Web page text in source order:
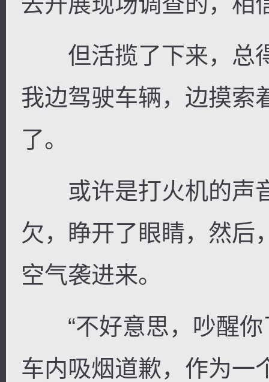
但活揽了下来，总
我边驾驶车辆，边摸索
了。
或许是打火机的声
欠，睁开了眼睛，然后
空气袭进来。
“不好意思，吵醒你
车内吸烟道歉，作为一